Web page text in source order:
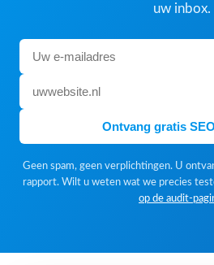
uw inbox.
Ontvang gratis
Geen spam, geen verplichtingen. U
rapport. Wilt u weten wat we precies
op de audit-